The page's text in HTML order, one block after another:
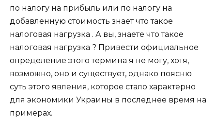
по налогу на прибыль или по налогу на
добавленную стоимость знает что такое
налоговая нагрузка . А вы, знаете что такое
налоговая нагрузка ? Привести официальное
определение этого термина я не могу, хотя,
возможно, оно и существует, однако поясню
суть этого явления, которое стало характерно
для экономики Украины в последнее время на
примерах.